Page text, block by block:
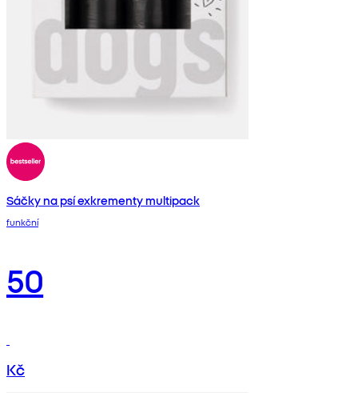
Sáčky na psí exkrementy multipack
funkční
50
Kč